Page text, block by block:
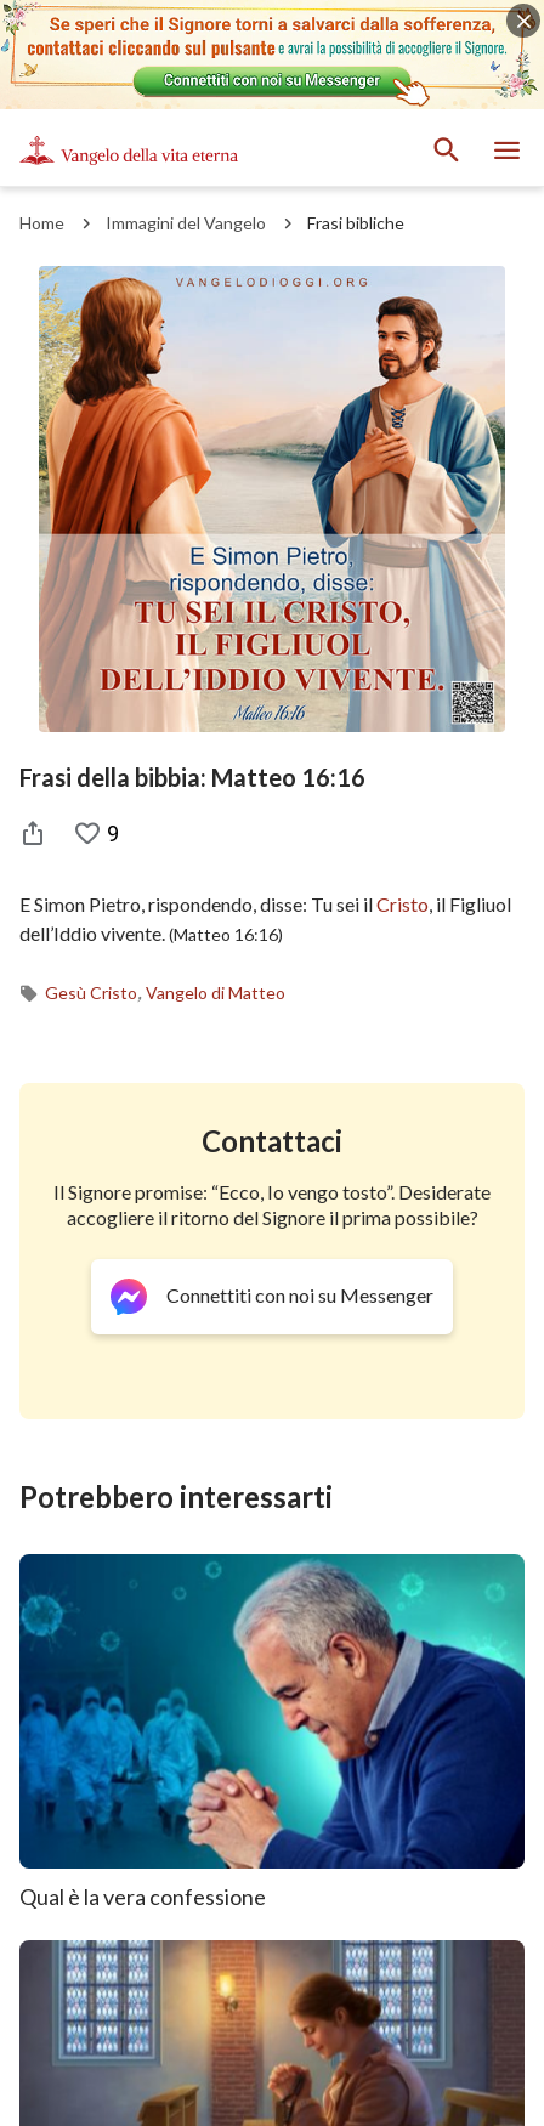
Home Immagini del Vangelo Frasi bibliche
Frasi della bibbia: Matteo 16:16
9
E Simon Pietro, rispondendo, disse: Tu sei ilCristo , il Figliuol
dell’Iddio vivente. (Matteo 16:16)
Gesù Cristo,Vangelo di Matteo
Contattaci
Il Signore promise: “Ecco, Io vengo tosto”. Desiderate
accogliere il ritorno del Signore il prima possibile?
Connettiti con noi su Messenger
Potrebbero interessarti
Qual è la vera confessione